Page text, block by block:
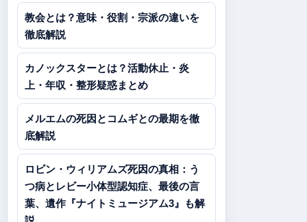
教会とは？意味・役割・宗派の違いを
徹底解説
カノックスターとは？活動休止・炎
上・年収・整形疑惑まとめ
メルエムの死因とコムギとの最期を徹
底解説
ロビン・ウィリアムズ死因の真相：う
つ病とレビー小体型認知症、最後の言
葉、遺作『ナイトミュージアム3』も解